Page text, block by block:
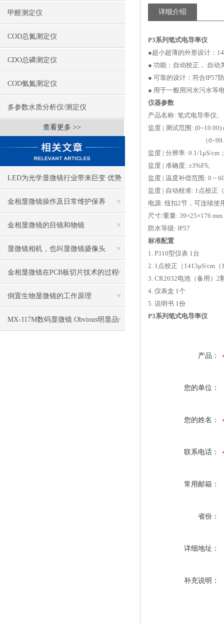
甲醛测定仪
COD总氮测定仪
CDO总磷测定仪
COD氨氮测定仪
多参数水质分析仪/测定仪
查看更多 >>
LED为光学显微镜行业带来巨变 优势
比传统卤素更明显
金相显微镜操作及日常维护保养
金相显微镜的目镜和物镜
显微镜相机，也叫显微镜摄像头
金相显微镜在PCB板切片技术的过程
控制中的作用
倒置生物显微镜的工作原理
MX-117M数码显微镜 Obvious明显品
详细介绍
P3系列笔式电导率仪
●超小超薄的外形设计：
● 功能：自动校正， 自动
● 可靠的设计：符合IP57
● 用于一般用河水污水等
仪器参数
产品名称: 笔式电导率仪;
盐度 | 测试范围:
（0~99.9）μS/cm /
盐度 | 分辨率: 0.1/1μS/cm
盐度 | 准确度: ±3%FS;
盐度 | 温度补偿范围: 0 ~
盐度 | 自动校准: 1点校正
电源: 纽扣2节，可连续使
尺寸/重量: 39×25×176 mm
防水等级: IP57
标准配置
1. P310型仪表 1台
2. 1点校正（1413μS/cm（
3. CR2032电池（备用）2
4. 仪表盒 1个
5. 说明书 1份
P3系列笔式电导率仪
产品：
您的单位：
您的姓名：
联系电话：
常用邮箱：
省份：
详细地址：
补充说明：